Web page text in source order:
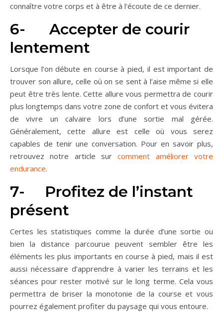
connaître votre corps et à être à l’écoute de ce dernier.
6- Accepter de courir
lentement
Lorsque l’on débute en course à pied, il est important de
trouver son allure, celle où on se sent à l’aise même si elle
peut être très lente. Cette allure vous permettra de courir
plus longtemps dans votre zone de confort et vous évitera
de vivre un calvaire lors d’une sortie mal gérée.
Généralement, cette allure est celle où vous serez
capables de tenir une conversation. Pour en savoir plus,
retrouvez notre article surcomment améliorer votre
endurance.
7- Profitez de l’instant
présent
Certes les statistiques comme la durée d’une sortie ou
bien la distance parcourue peuvent sembler être les
éléments les plus importants en course à pied, mais il est
aussi nécessaire d’apprendre à varier les terrains et les
séances pour rester motivé sur le long terme. Cela vous
permettra de briser la monotonie de la course et vous
pourrez également profiter du paysage qui vous entoure.